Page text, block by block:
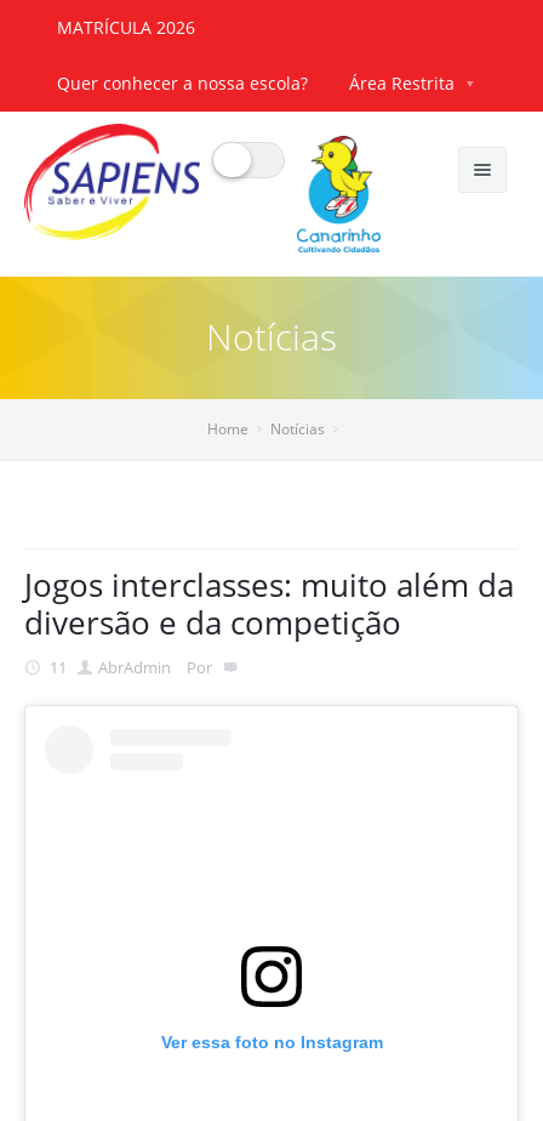
MATRÍCULA 2026
Quer conhecer a nossa escola? Área Restrita
Princípios pedagógicos
Como avaliamos nossos alunos
Núcleos de interesse
Biblioteca
Esportes
Trabalhe Conosco
MATRÍCULA 2026
Notícias
Home Notícias
Jogos interclasses: muito além da
diversão e da competição
11 AbrAdmin Por
Ver essa foto no Instagram